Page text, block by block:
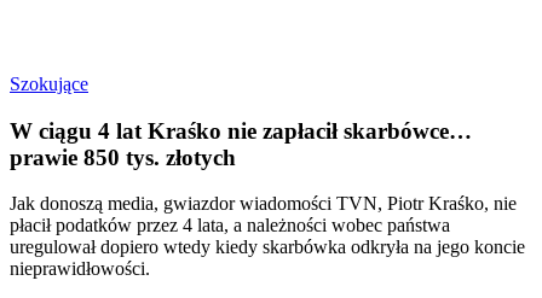
Szokujące
W ciągu 4 lat Kraśko nie zapłacił skarbówce…
prawie 850 tys. złotych
Jak donoszą media, gwiazdor wiadomości TVN, Piotr Kraśko, nie
płacił podatków przez 4 lata, a należności wobec państwa
uregulował dopiero wtedy kiedy skarbówka odkryła na jego koncie
nieprawidłowości.